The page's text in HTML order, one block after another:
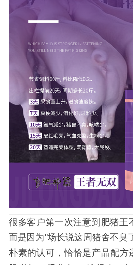
很多客户第一次注意到肥猪王
而是因为"场长说这周猪舍不臭
朴素的认可，恰恰是产品配